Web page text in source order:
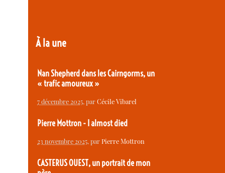
À la une
Nan Shepherd dans les Cairngorms, un
« trafic amoureux »
7 décembre 2025, parCécile Vibarel
Pierre Mottron - I almost died
23 novembre 2025, parPierre Mottron
CASTERUS OUEST, un portrait de mon